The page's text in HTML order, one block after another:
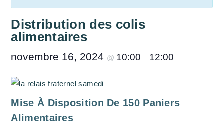
Distribution des colis
alimentaires
novembre 16, 2024 @ 10:00– 12:00
Mise À Disposition De 150 Paniers
Alimentaires